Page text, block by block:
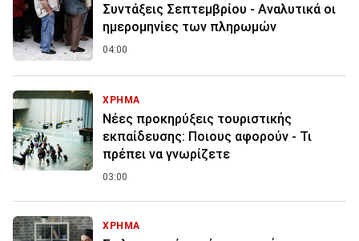
Συντάξεις Σεπτεμβρίου - Αναλυτικά οι
ημερομηνίες των πληρωμών
04:00
ΧΡΗΜΑ
Νέες προκηρύξεις τουριστικής
εκπαίδευσης: Ποιους αφορούν - Τι
πρέπει να γνωρίζετε
03:00
ΧΡΗΜΑ